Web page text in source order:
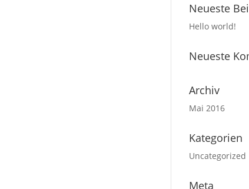
Neueste
Hello world!
Neueste
Archiv
Mai 2016
Kategorien
Uncategorized
Meta